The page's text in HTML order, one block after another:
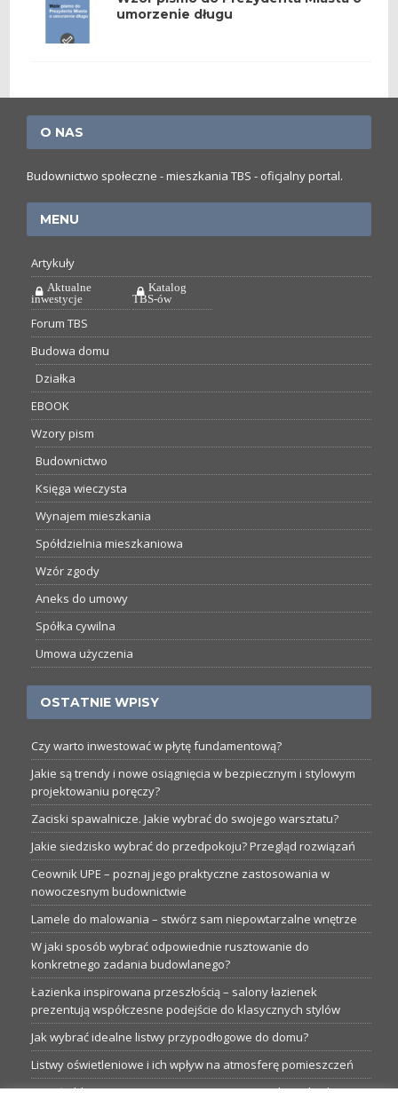
umorzenie długu
O NAS
Budownictwo społeczne - mieszkania TBS - oficjalny portal.
MENU
Artykuły
Aktualne
inwestycje
Katalog
TBS-ów
Forum TBS
Budowa domu
Działka
EBOOK
Wzory pism
Budownictwo
Księga wieczysta
Wynajem mieszkania
Spółdzielnia mieszkaniowa
Wzór zgody
Aneks do umowy
Spółka cywilna
Umowa użyczenia
OSTATNIE WPISY
Czy warto inwestować w płytę fundamentową?
Jakie są trendy i nowe osiągnięcia w bezpiecznym i stylowym
projektowaniu poręczy?
Zaciski spawalnicze. Jakie wybrać do swojego warsztatu?
Jakie siedzisko wybrać do przedpokoju? Przegląd rozwiązań
Ceownik UPE – poznaj jego praktyczne zastosowania w
nowoczesnym budownictwie
Lamele do malowania – stwórz sam niepowtarzalne wnętrze
W jaki sposób wybrać odpowiednie rusztowanie do
konkretnego zadania budowlanego?
Łazienka inspirowana przeszłością – salony łazienek
prezentują współczesne podejście do klasycznych stylów
Jak wybrać idealne listwy przypodłogowe do domu?
Listwy oświetleniowe i ich wpływ na atmosferę pomieszczeń
Garaże blaszane: Nieocenione magazyny podczas budowy